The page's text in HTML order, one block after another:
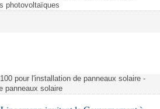
photovoltaïques
pour l'installation de panneaux solaire -
panneaux solaire